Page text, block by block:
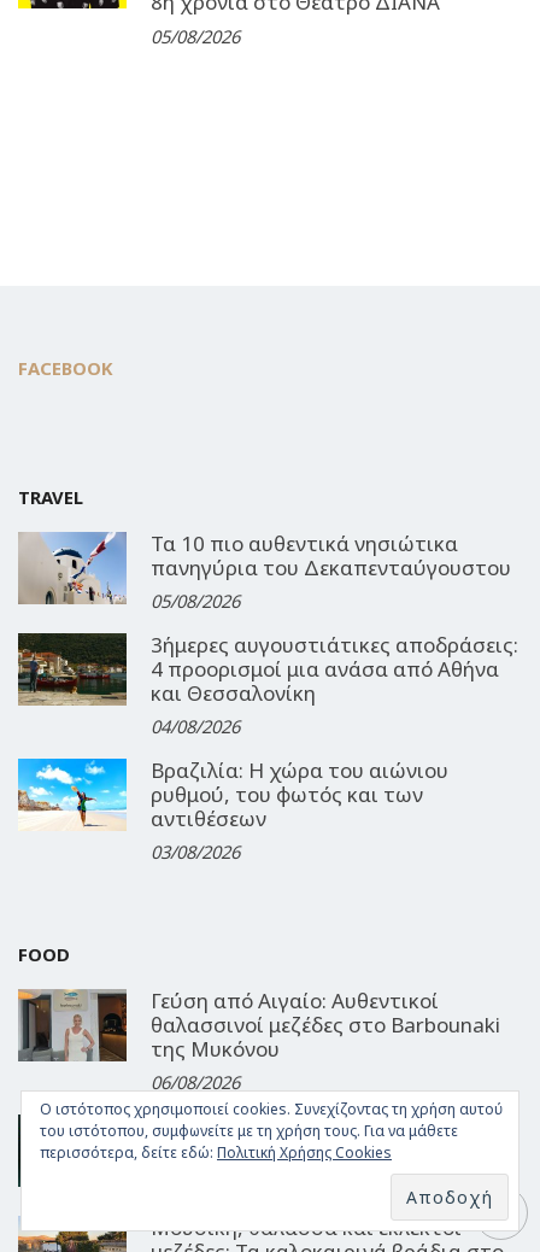
05/08/2026
FACEBOOK
TRAVEL
Τα 10 πιο αυθεντικά νησιώτικα
πανηγύρια του Δεκαπενταύγουστου
05/08/2026
3ήμερες αυγουστιάτικες αποδράσεις:
4 προορισμοί μια ανάσα από Αθήνα
και Θεσσαλονίκη
04/08/2026
Βραζιλία: Η χώρα του αιώνιου
ρυθμού, του φωτός και των
αντιθέσεων
03/08/2026
FOOD
Γεύση από Αιγαίο: Αυθεντικοί
θαλασσινοί μεζέδες στο Barbounaki
της Μυκόνου
06/08/2026
Δροσερές συνταγές για 3
καλοκαιρινά γλυκά!
Μουσική, θάλασσα και εκλεκτοί
Ο ιστότοπος χρησιμοποιεί cookies. Συνεχίζοντας τη χρήση αυτού
του ιστότοπου, συμφωνείτε με τη χρήση τους. Για να μάθετε
περισσότερα, δείτε εδώ: Πολιτική Χρήσης Cookies